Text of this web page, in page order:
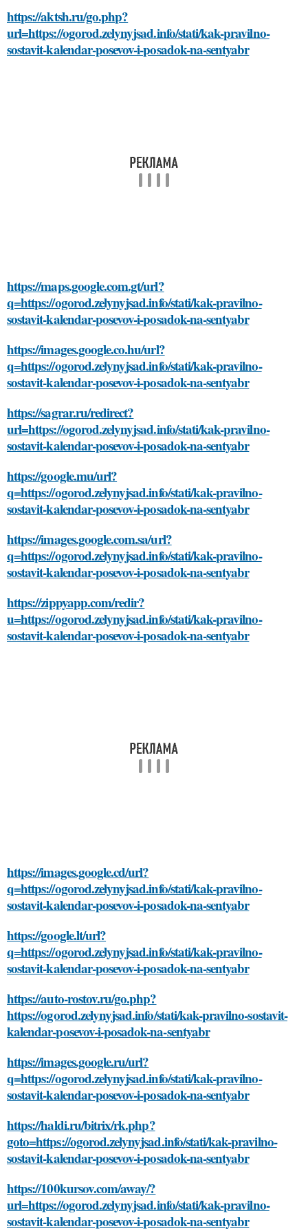
https://aktsh.ru/go.php?
url=https://ogorod.zelynyjsad.info/stati/kak-pravilno-
sostavit-kalendar-posevov-i-posadok-na-sentyabr
https://maps.google.com.gt/url?
q=https://ogorod.zelynyjsad.info/stati/kak-pravilno-
sostavit-kalendar-posevov-i-posadok-na-sentyabr
https://images.google.co.hu/url?
q=https://ogorod.zelynyjsad.info/stati/kak-pravilno-
sostavit-kalendar-posevov-i-posadok-na-sentyabr
https://sagrar.ru/redirect?
url=https://ogorod.zelynyjsad.info/stati/kak-pravilno-
sostavit-kalendar-posevov-i-posadok-na-sentyabr
https://google.mu/url?
q=https://ogorod.zelynyjsad.info/stati/kak-pravilno-
sostavit-kalendar-posevov-i-posadok-na-sentyabr
https://images.google.com.sa/url?
q=https://ogorod.zelynyjsad.info/stati/kak-pravilno-
sostavit-kalendar-posevov-i-posadok-na-sentyabr
https://zippyapp.com/redir?
u=https://ogorod.zelynyjsad.info/stati/kak-pravilno-
sostavit-kalendar-posevov-i-posadok-na-sentyabr
https://images.google.cd/url?
q=https://ogorod.zelynyjsad.info/stati/kak-pravilno-
sostavit-kalendar-posevov-i-posadok-na-sentyabr
https://google.lt/url?
q=https://ogorod.zelynyjsad.info/stati/kak-pravilno-
sostavit-kalendar-posevov-i-posadok-na-sentyabr
https://auto-rostov.ru/go.php?
https://ogorod.zelynyjsad.info/stati/kak-pravilno-sostavit-
kalendar-posevov-i-posadok-na-sentyabr
https://images.google.ru/url?
q=https://ogorod.zelynyjsad.info/stati/kak-pravilno-
sostavit-kalendar-posevov-i-posadok-na-sentyabr
https://haldi.ru/bitrix/rk.php?
goto=https://ogorod.zelynyjsad.info/stati/kak-pravilno-
sostavit-kalendar-posevov-i-posadok-na-sentyabr
https://100kursov.com/away/?
url=https://ogorod.zelynyjsad.info/stati/kak-pravilno-
sostavit-kalendar-posevov-i-posadok-na-sentyabr